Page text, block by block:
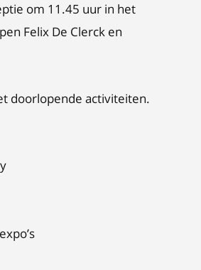
om 11.45 uur in het
Felix De Clerck en
doorlopende activiteiten.